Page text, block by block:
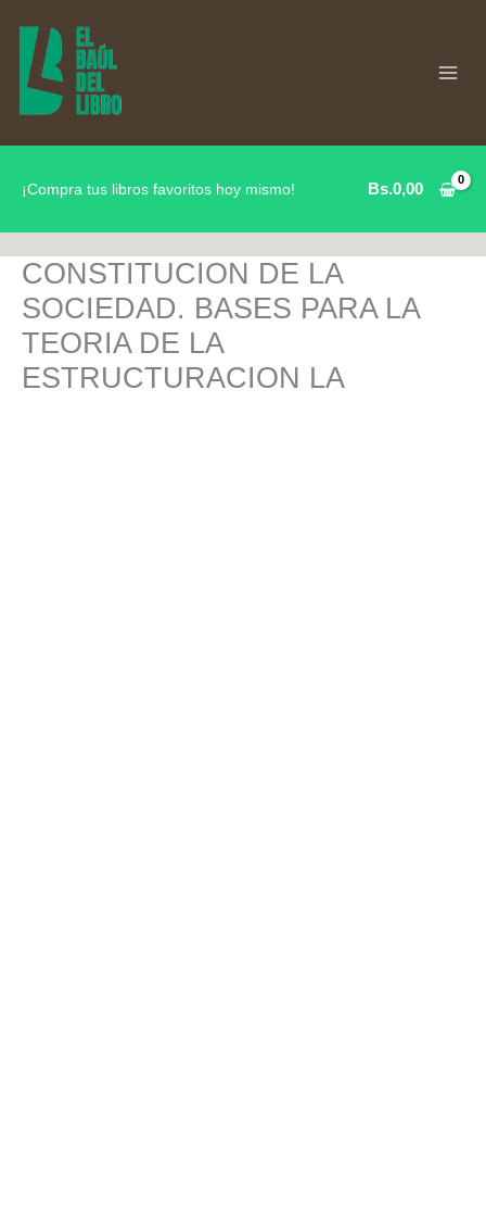
contenido
¡Compra tus libros favoritos hoy mismo! Bs.0,00
CONSTITUCION DE LA
SOCIEDAD. BASES PARA LA
TEORIA DE LA
ESTRUCTURACION LA